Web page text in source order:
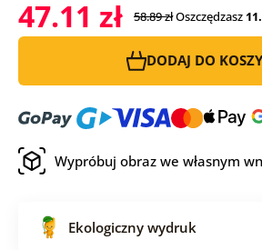
47.11 zł 58.89 złOszczędzasz
DODAJ DO
Wypróbuj obraz we własnym
Ekologiczny wydruk